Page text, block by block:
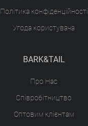
Політика конфіденційності
Угода користувача
BARK&TAIL
Про Нас
Співробітництво
Оптовим клієнтам